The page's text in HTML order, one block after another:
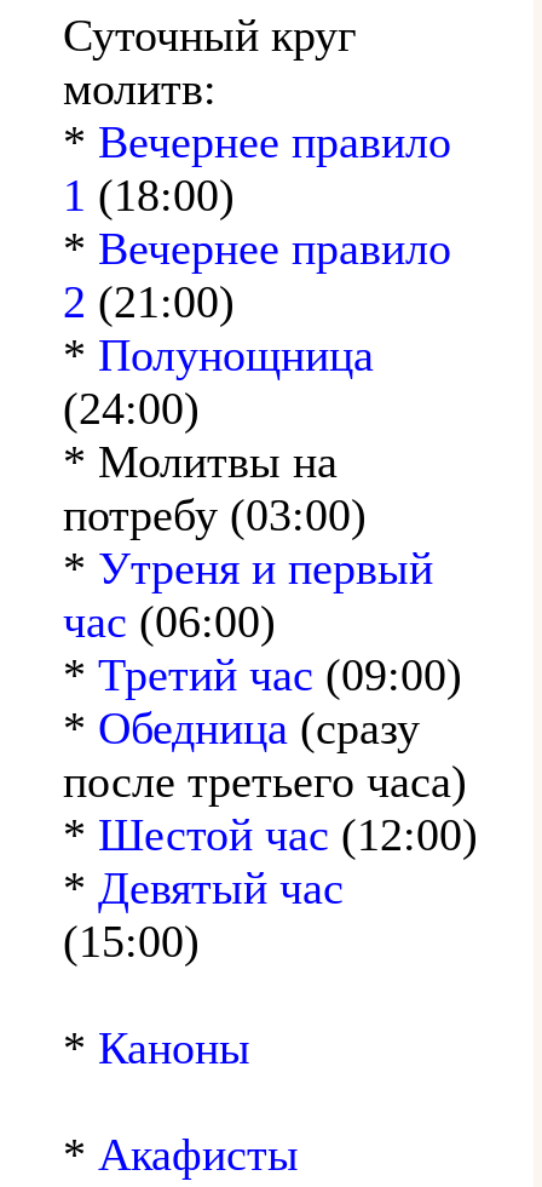
Суточный круг
молитв:
* Вечернее правило
1 (18:00)
* Вечернее правило
2 (21:00)
* Полунощница
(24:00)
* Молитвы на
потребу (03:00)
* Утреня и первый
час (06:00)
* Третий час (09:00)
* Обедница (сразу
после третьего часа)
* Шестой час (12:00)
* Девятый час
(15:00)
* Каноны
* Акафисты